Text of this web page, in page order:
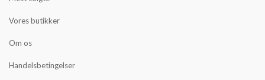
Vores butikker
Om os
Handelsbetingelser